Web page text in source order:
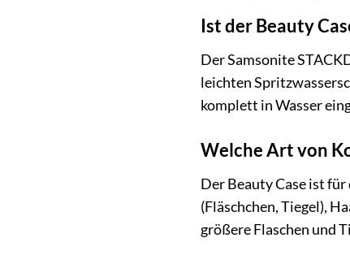
Ist der Beauty
Der Samsonite
leichten
komplett in Wasser
Welche Art von
Der Beauty Case ist
(Fläschchen, Tiegel),
größere Flaschen und